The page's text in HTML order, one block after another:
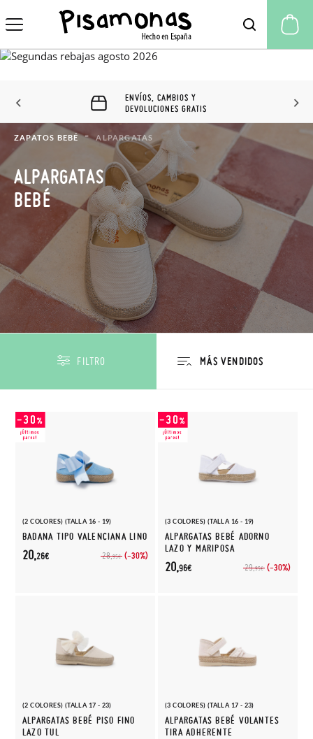
ENVÍOS, CAMBIOS Y
DEVOLUCIONES GRATIS
ZAPATOS BEBÉ ALPARGATAS
ALPARGATAS
BEBÉ
FILTRO
(2 COLORES) (TALLA 16 - 19)
BADANA TIPO VALENCIANA LINO
28,95€ (-30%)
20,26€
(3 COLORES) (TALLA 16 - 19)
ALPARGATAS BEBÉ ADORNO
LAZO Y MARIPOSA
29,95€ (-30%)
20,96€
(2 COLORES) (TALLA 17 - 23)
ALPARGATAS BEBÉ PISO FINO
LAZO TUL
(3 COLORES) (TALLA 17 - 23)
ALPARGATAS BEBÉ VOLANTES
TIRA ADHERENTE